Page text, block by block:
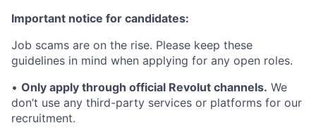
Important notice for candidates:
Job scams are on the rise. Please keep these
guidelines in mind when applying for any open roles.
• Only apply through official Revolut channels. We
don’t use any third-party services or platforms for our
recruitment.